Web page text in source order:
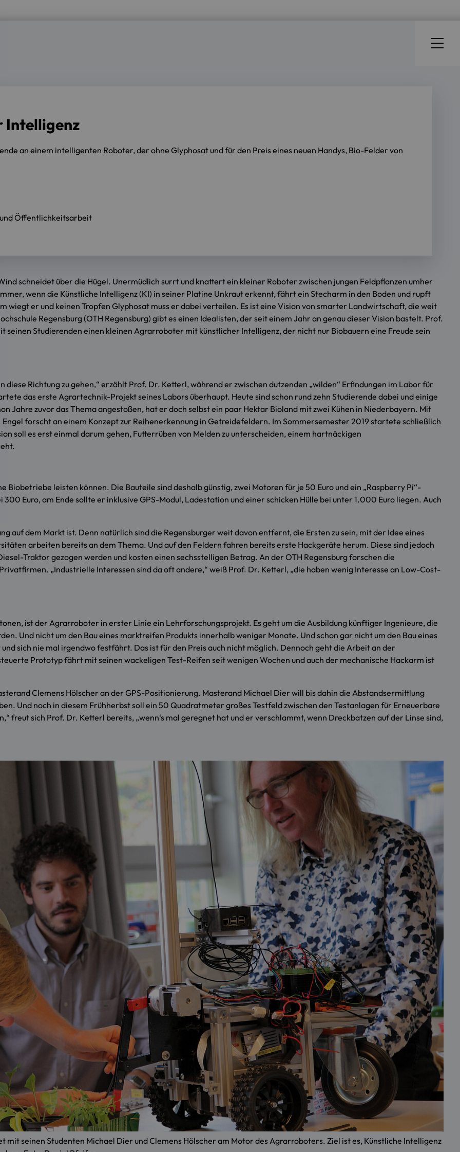
Intelligenz
an einem intelligenten Roboter, der ohne Glyphosat und für den Preis eines neuen Handys, Bio-Felder von
und Öffentlichkeitsarbeit
schneidet über die Hügel. Unermüdlich surrt und knattert ein kleiner Roboter zwischen jungen Feldpflanzen umher
wenn die Künstliche Intelligenz (KI) in seiner Platine Unkraut erkennt, fährt ein Stecharm in den Boden und rupft
wiegt er und keinen Tropfen Glyphosat muss er dabei verteilen. Es ist eine Vision von smarter Landwirtschaft, die weit
Regensburg (OTH Regensburg) gibt es einen Idealisten, der seit einem Jahr an genau dieser Vision bastelt. Prof.
seinen Studierenden einen kleinen Agrarroboter mit künstlicher Intelligenz, der nicht nur Biobauern eine Freude sein
diese Richtung zu gehen,“ erzählt Prof. Dr. Ketterl, während er zwischen dutzenden „wilden“ Erfindungen im Labor für
das erste Agrartechnik-Projekt seines Labors überhaupt. Heute sind schon rund zehn Studierende dabei und einige
Jahre zuvor das Thema angestoßen, hat er doch selbst ein paar Hektar Bioland mit zwei Kühen in Niederbayern. Mit
forscht an einem Konzept zur Reihenerkennung in Getreidefeldern. Im Sommersemester 2019 startete schließlich
soll es erst einmal darum gehen, Futterrüben von Melden zu unterscheiden, einem hartnäckigen
Biobetriebe leisten können. Die Bauteile sind deshalb günstig, zwei Motoren für je 50 Euro und ein „Raspberry Pi“-
Euro, am Ende sollte er inklusive GPS-Modul, Ladestation und einer schicken Hülle bei unter 1.000 Euro liegen. Auch
auf dem Markt ist. Denn natürlich sind die Regensburger weit davon entfernt, die Ersten zu sein, mit der Idee eines
arbeiten bereits an dem Thema. Und auf den Feldern fahren bereits erste Hackgeräte herum. Diese sind jedoch
Traktor gezogen werden und kosten einen sechsstelligen Betrag. An der OTH Regensburg forschen die
„Industrielle Interessen sind da oft andere,“ weiß Prof. Dr. Ketterl, „die haben wenig Interesse an Low-Cost-
ist der Agrarroboter in erster Linie ein Lehrforschungsprojekt. Es geht um die Ausbildung künftiger Ingenieure, die
Und nicht um den Bau eines marktreifen Produkts innerhalb weniger Monate. Und schon gar nicht um den Bau eines
sich nie mal irgendwo festfährt. Das ist für den Preis auch nicht möglich. Dennoch geht die Arbeit an der
Prototyp fährt mit seinen wackeligen Test-Reifen seit wenigen Wochen und auch der mechanische Hackarm ist
Clemens Hölscher an der GPS-Positionierung. Masterand Michael Dier will bis dahin die Abstandsermittlung
Und noch in diesem Frühherbst soll ein 50 Quadratmeter großes Testfeld zwischen den Testanlagen für Erneuerbare
freut sich Prof. Dr. Ketterl bereits, „wenn‘s mal geregnet hat und er verschlammt, wenn Dreckbatzen auf der Linse sind,
seinen Studenten Michael Dier und Clemens Hölscher am Motor des Agrarroboters. Ziel ist es, Künstliche Intelligenz